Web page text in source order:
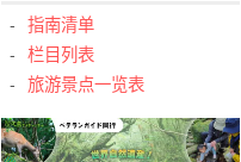
指南清单
栏目列表
旅游景点一览表